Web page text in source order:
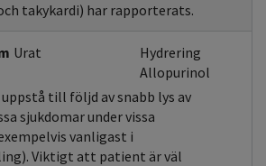
takykardi) har rapporterats.
Urat
Hydrering
Allopurinol
till följd av snabb lys av
sjukdomar under vissa
vanligast i
Viktigt att patient är väl